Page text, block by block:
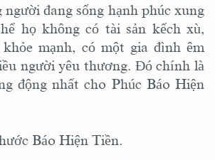
đang sống hạnh phúc xung
họ không có tài sản kếch xù,
mạnh, có một gia đình êm
người yêu thương. Đó chính là
động nhất cho Phúc Báo Hiện
Báo Hiện Tiền.